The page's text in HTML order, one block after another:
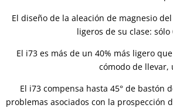
El diseño de la aleación de magnesio
ligeros de su clase:
El i73 es más de un 40% más ligero
cómodo de llevar,
El i73 compensa hasta 45° de bastón
problemas asociados con la prospección